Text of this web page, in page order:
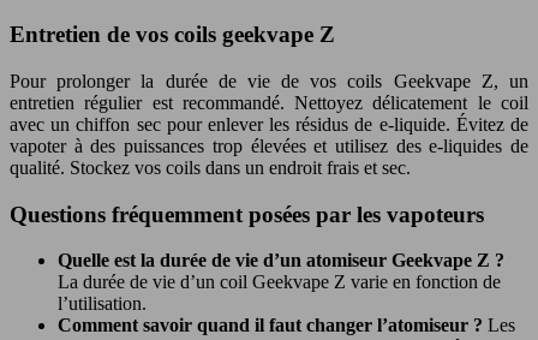
Entretien de vos coils geekvape Z
Pour prolonger la durée de vie de vos coils Geekvape Z, un
entretien régulier est recommandé. Nettoyez délicatement le coil
avec un chiffon sec pour enlever les résidus de e-liquide. Évitez de
vapoter à des puissances trop élevées et utilisez des e-liquides de
qualité. Stockez vos coils dans un endroit frais et sec.
Questions fréquemment posées par les vapoteurs
Quelle est la durée de vie d’un atomiseur Geekvape Z ?
La durée de vie d’un coil Geekvape Z varie en fonction de
l’utilisation.
Comment savoir quand il faut changer l’atomiseur ? Les